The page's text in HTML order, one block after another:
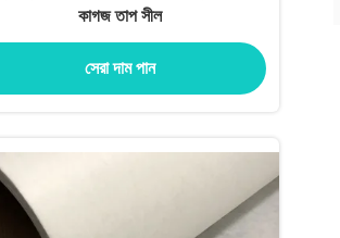
কাগজ তাপ সীল
সেরা দাম পান